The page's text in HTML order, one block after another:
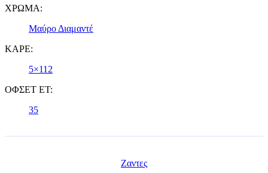
ΧΡΩΜΑ:
Μαύρο Διαμαντέ
ΚΑΡΕ:
5×112
ΟΦΣΕΤ ET:
35
Ζαντες